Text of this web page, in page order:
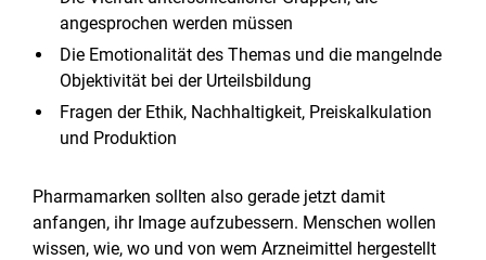
angesprochen werden müssen
Die Emotionalität des Themas und die mangelnde
Objektivität bei der Urteilsbildung
Fragen der Ethik, Nachhaltigkeit, Preiskalkulation
und Produktion
Pharmamarken sollten also gerade jetzt damit
anfangen, ihr Image aufzubessern. Menschen wollen
wissen, wie, wo und von wem Arzneimittel hergestellt